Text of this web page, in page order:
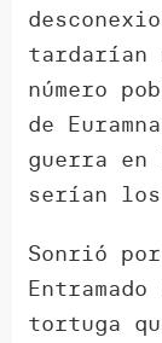
tardarían
número
de
guerra en
serían
Sonrió
tortuga